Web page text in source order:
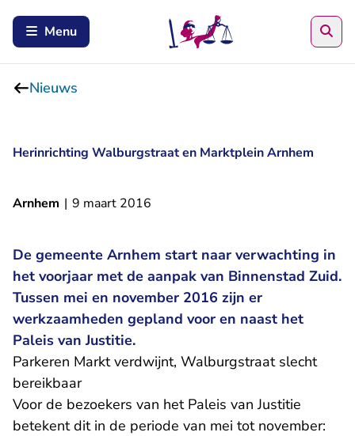
Menu
Nieuws
Herinrichting Walburgstraat en Marktplein Arnhem
Arnhem | 9 maart 2016
De gemeente Arnhem start naar verwachting in
het voorjaar met de aanpak van Binnenstad Zuid.
Tussen mei en november 2016 zijn er
werkzaamheden gepland voor en naast het
Paleis van Justitie.
Parkeren Markt verdwijnt, Walburgstraat slecht
bereikbaar
Voor de bezoekers van het Paleis van Justitie
betekent dit in de periode van mei tot november: